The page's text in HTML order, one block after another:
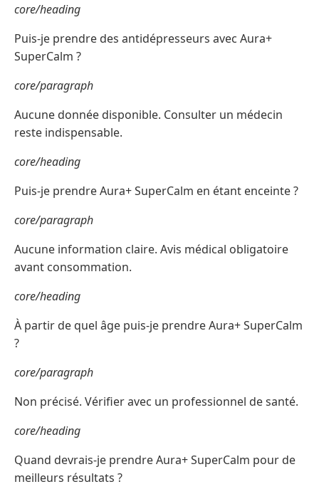
core/heading
Puis-je prendre des antidépresseurs avec Aura+
SuperCalm ?
core/paragraph
Aucune donnée disponible. Consulter un médecin
reste indispensable.
core/heading
Puis-je prendre Aura+ SuperCalm en étant enceinte ?
core/paragraph
Aucune information claire. Avis médical obligatoire
avant consommation.
core/heading
À partir de quel âge puis-je prendre Aura+ SuperCalm
?
core/paragraph
Non précisé. Vérifier avec un professionnel de santé.
core/heading
Quand devrais-je prendre Aura+ SuperCalm pour de
meilleurs résultats ?